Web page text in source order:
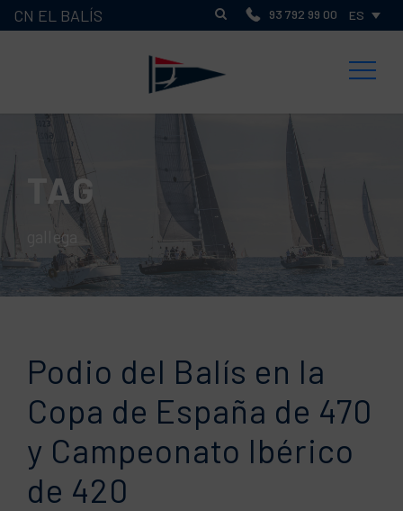
CN EL BALÍS 93 792 99 00 ES
TAG
gallega
Podio del Balís en la
Copa de España de 470
y Campeonato Ibérico
de 420